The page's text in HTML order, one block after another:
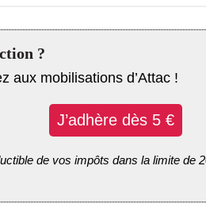
?
aux mobilisations d’Attac !
J’adhère dès 5 €
de vos impôts dans la limite de